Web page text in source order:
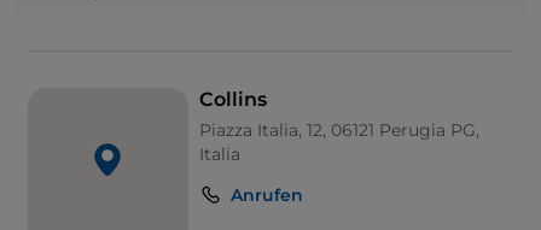
Collins
Piazza Italia, 12, 06121 Perugia PG,
Italia
Anrufen